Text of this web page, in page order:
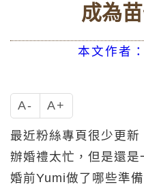
成為
本文作者
A- A+
最近粉絲專頁很少更
辦婚禮太忙，但是還
婚前Yumi做了哪些準